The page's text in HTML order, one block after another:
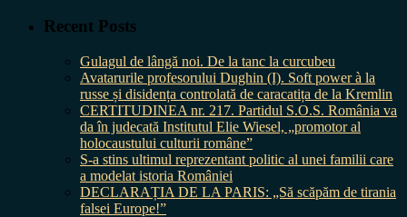
Recent Posts
Gulagul de lângă noi. De la tanc la curcubeu
Avatarurile profesorului Dughin (I). Soft power à la
russe și disidența controlată de caracatița de la Kremlin
CERTITUDINEA nr. 217. Partidul S.O.S. România va
da în judecată Institutul Elie Wiesel, „promotor al
holocaustului culturii române”
S-a stins ultimul reprezentant politic al unei familii care
a modelat istoria României
DECLARAȚIA DE LA PARIS: „Să scăpăm de tirania
falsei Europe!”